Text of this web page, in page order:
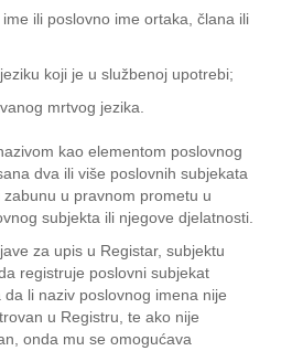
ili poslovno ime ortaka, člana ili
koji je u službenoj upotrebi;
mrtvog jezika.
kao elementom poslovnog
dva ili više poslovnih subjekata
u pravnom prometu u
subjekta ili njegove djelatnosti.
za upis u Registar, subjektu
registruje poslovni subjekat
li naziv poslovnog imena nije
u Registru, te ako nije
onda mu se omogućava